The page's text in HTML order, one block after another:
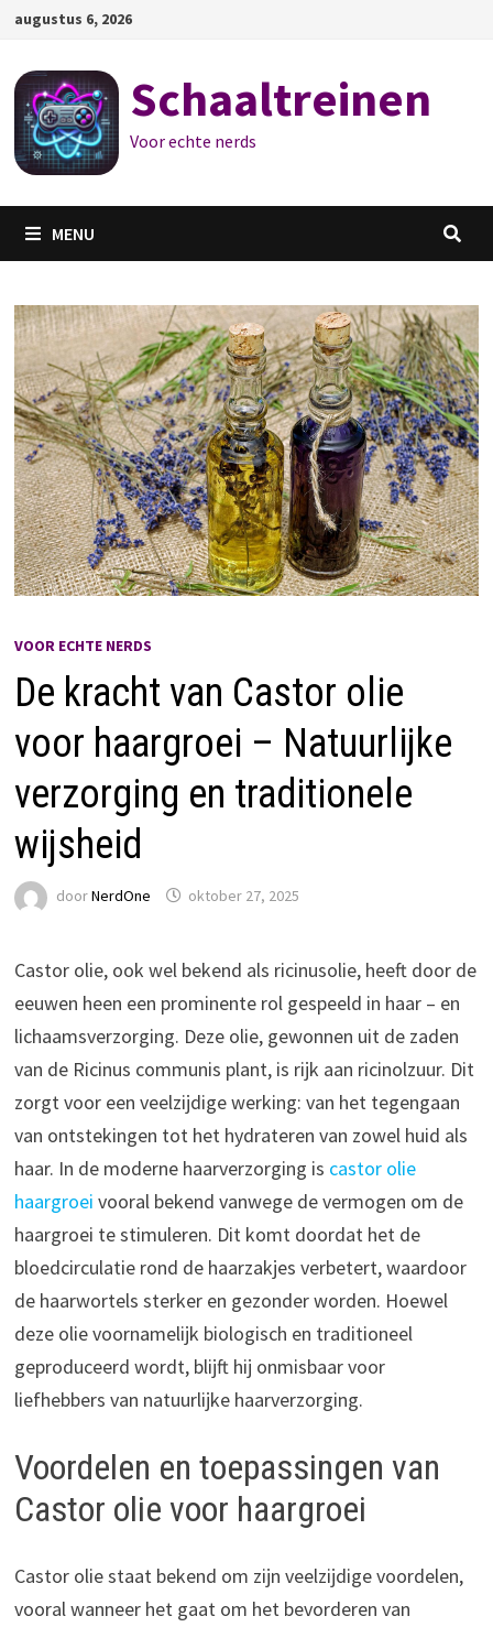
Ga
de
inhoud
augustus 6, 2026
Schaaltreinen
Voor echte nerds
MENU
VOOR ECHTE NERDS
De kracht van Castor olie
voor haargroei – Natuurlijke
verzorging en traditionele
wijsheid
doorNerdOne oktober 27, 2025
Castor olie, ook wel bekend als ricinusolie, heeft door de
eeuwen heen een prominente rol gespeeld in haar – en
lichaamsverzorging. Deze olie, gewonnen uit de zaden
van de Ricinus communis plant, is rijk aan ricinolzuur. Dit
zorgt voor een veelzijdige werking: van het tegengaan
van ontstekingen tot het hydrateren van zowel huid als
haar. In de moderne haarverzorging is castor olie
haargroei vooral bekend vanwege de vermogen om de
haargroei te stimuleren. Dit komt doordat het de
bloedcirculatie rond de haarzakjes verbetert, waardoor
de haarwortels sterker en gezonder worden. Hoewel
deze olie voornamelijk biologisch en traditioneel
geproduceerd wordt, blijft hij onmisbaar voor
liefhebbers van natuurlijke haarverzorging.
Voordelen en toepassingen van
Castor olie voor haargroei
Castor olie staat bekend om zijn veelzijdige voordelen,
vooral wanneer het gaat om het bevorderen van